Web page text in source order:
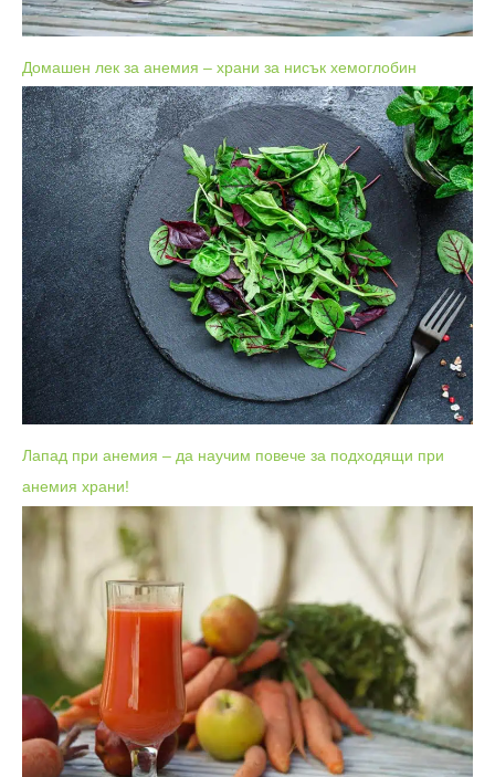
Домашен лек за анемия – храни за нисък хемоглобин
Лапад при анемия – да научим повече за подходящи при
анемия храни!